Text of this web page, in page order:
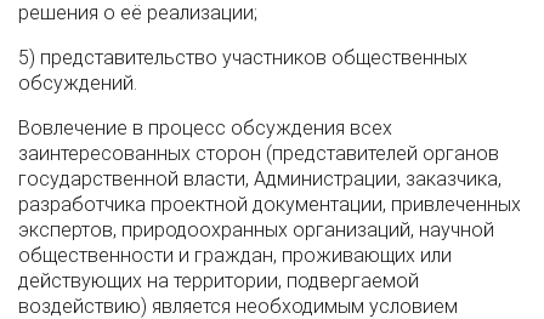
решения о её реализации;
5) представительство участников общественных
обсуждений.
Вовлечение в процесс обсуждения всех
заинтересованных сторон (представителей органов
государственной власти, Администрации, заказчика,
разработчика проектной документации, привлеченных
экспертов, природоохранных организаций, научной
общественности и граждан, проживающих или
действующих на территории, подвергаемой
воздействию) является необходимым условием